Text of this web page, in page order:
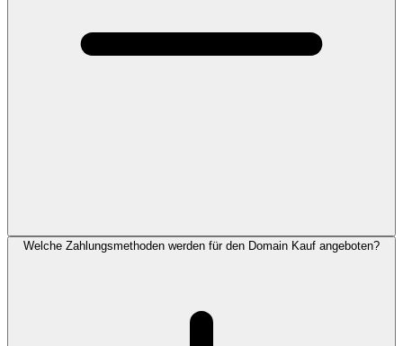
Welche Zahlungsmethoden werden für den Domain Kauf angeboten?